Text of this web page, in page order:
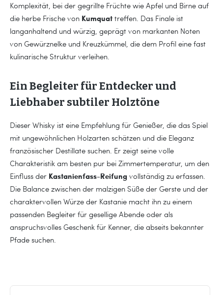
Komplexität, bei der gegrillte Früchte wie Apfel und Birne auf
die herbe Frische von Kumquattreffen. Das Finale ist
langanhaltend und würzig, geprägt von markanten Noten
von Gewürznelke und Kreuzkümmel, die dem Profil eine fast
kulinarische Struktur verleihen.
Ein Begleiter für Entdecker und
Liebhaber subtiler Holztöne
Dieser Whisky ist eine Empfehlung für Genießer, die das Spiel
mit ungewöhnlichen Holzarten schätzen und die Eleganz
französischer Destillate suchen. Er zeigt seine volle
Charakteristik am besten pur bei Zimmertemperatur, um den
Einfluss der Kastanienfass-Reifung vollständig zu erfassen.
Die Balance zwischen der malzigen Süße der Gerste und der
charaktervollen Würze der Kastanie macht ihn zu einem
passenden Begleiter für gesellige Abende oder als
anspruchsvolles Geschenk für Kenner, die abseits bekannter
Pfade suchen.